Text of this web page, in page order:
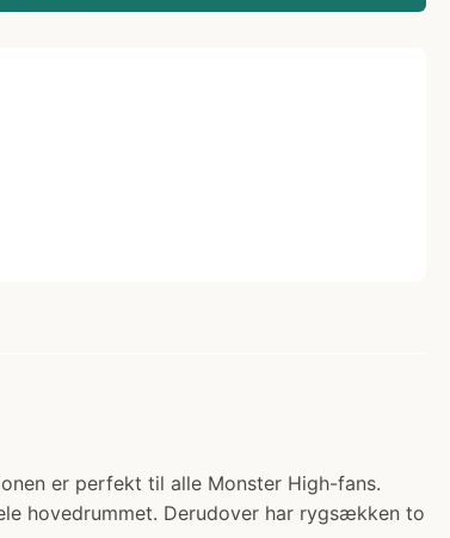
er perfekt til alle Monster High-fans.
hovedrummet. Derudover har rygsækken to